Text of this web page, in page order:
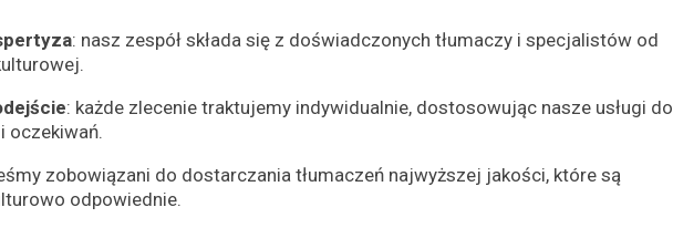
: nasz zespół składa się z doświadczonych tłumaczy i specjalistów od
: każde zlecenie traktujemy indywidualnie, dostosowując nasze usługi do
oczekiwań.
zobowiązani do dostarczania tłumaczeń najwyższej jakości, które są
odpowiednie.